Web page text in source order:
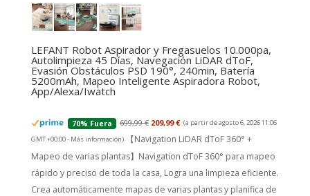
LEFANT Robot Aspirador y Fregasuelos 10.000pa,
Autolimpieza 45 Días, Navegación LiDAR dToF,
Evasión Obstáculos PSD 190°, 240min, Batería
5200mAh, Mapeo Inteligente Aspiradora Robot,
App/Alexa/Iwatch
70% Fuera 699,99 € 209,99 € (a partir de agosto 6, 2026 11:06
GMT +00:00 - Más información)
【Navigation LiDAR dToF 360° +
Mapeo de varias plantas】Navigation dToF 360° para mapeo
rápido y preciso de toda la casa, Logra una limpieza eficiente.
Crea automáticamente mapas de varias plantas y planifica de